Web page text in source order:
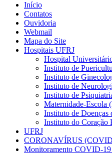
Início
Contatos
Ouvidoria
Webmail
Mapa do Site
Hospitais UFRJ
Hospital
Instituto de
Instituto de
Instituto de
Instituto de
Maternidade-Escola
Instituto de
Instituto do Coração
UFRJ
CORONAVÍRUS
Monitoramento COVID-